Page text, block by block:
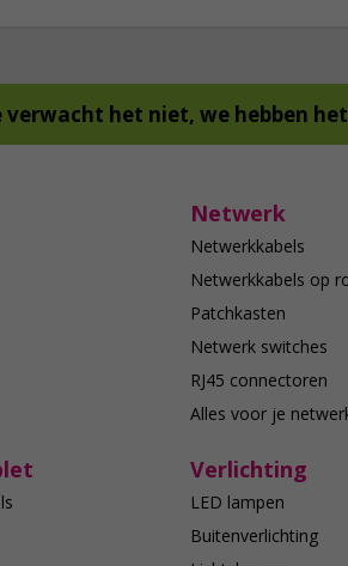
verwacht het niet, we hebben
Netwerk
Netwerkkabels
Netwerkkabels op
Patchkasten
Netwerk switches
RJ45 connectoren
Alles voor je
Verlichting
LED lampen
Buitenverlichting